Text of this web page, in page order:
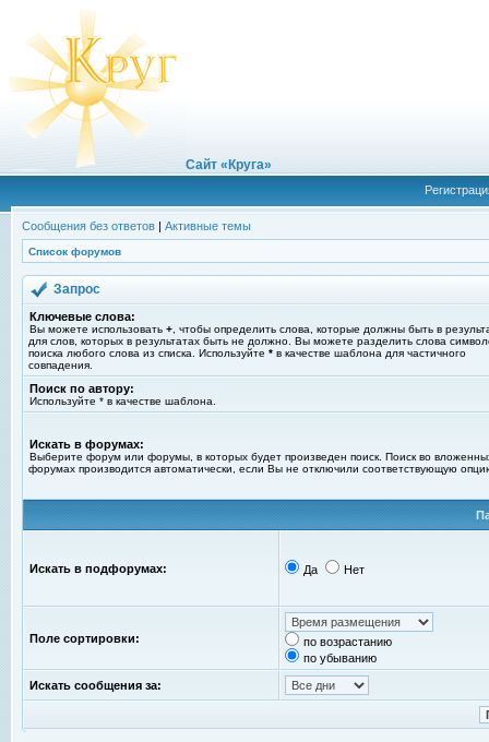
Сайт «Круга»
Сообщения без ответов | Активные темы
Список форумов
Запрос
Ключевые слова:
Вы можете использовать + , чтобы определить слова, которые должны быть в
для слов, которых в результатах быть не должно. Вы можете разделить слова
поиска любого слова из списка. Используйте * в качестве шаблона для частичного
совпадения.
Поиск по автору:
Используйте * в качестве шаблона.
Искать в форумах:
Выберите форум или форумы, в которых будет произведен поиск. Поиск во
форумах производится автоматически, если Вы не отключили соответствующую
Искать в подфорумах: Да Нет
Поле сортировки:
по возрастанию
по убыванию
Искать сообщения за: